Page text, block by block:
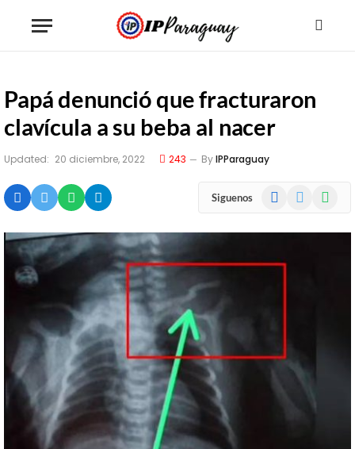
Papá denunció que fracturaron
clavícula a su beba al nacer
Updated: 20 diciembre, 2022 243 ByIPParaguay
Siguenos Facebook